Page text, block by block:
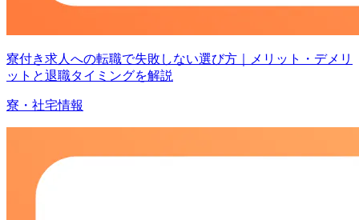
寮付き求人への転職で失敗しない選び方｜メリット・デメリ
ットと退職タイミングを解説
寮・社宅情報